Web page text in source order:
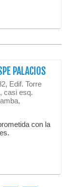
PALACIOS
Edif. Torre
casi esq.
con la